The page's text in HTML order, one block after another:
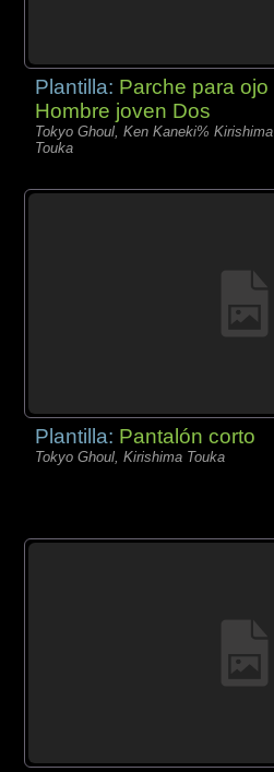
Plantilla: Parche para ojo
Hombre joven Dos
Tokyo Ghoul, Ken Kaneki% Kirishima
Touka
Plantilla: Pantalón corto
Tokyo Ghoul, Kirishima Touka